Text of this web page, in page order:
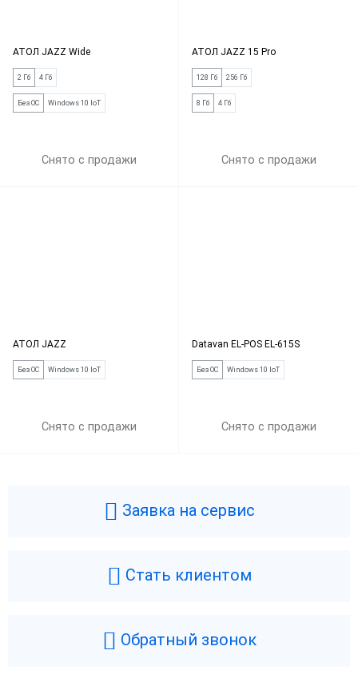
АТОЛ JAZZ Wide
2 Гб 4 Гб
Без ОС Windows 10 IoT
Снято с продажи
АТОЛ JAZZ 15 Pro
128 Гб 256 Гб
8 Гб 4 Гб
Снято с продажи
АТОЛ JAZZ
Без ОС Windows 10 IoT
Снято с продажи
Datavan EL-POS EL-615S
Без ОС Windows 10 IoT
Снято с продажи
Заявка на сервис
Стать клиентом
Обратный звонок